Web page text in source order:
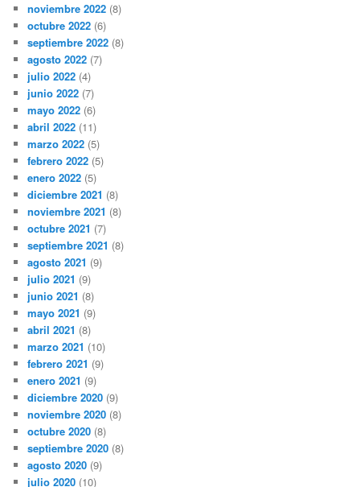
noviembre 2022 (8)
octubre 2022 (6)
septiembre 2022 (8)
agosto 2022 (7)
julio 2022 (4)
junio 2022 (7)
mayo 2022 (6)
abril 2022 (11)
marzo 2022 (5)
febrero 2022 (5)
enero 2022 (5)
diciembre 2021 (8)
noviembre 2021 (8)
octubre 2021 (7)
septiembre 2021 (8)
agosto 2021 (9)
julio 2021 (9)
junio 2021 (8)
mayo 2021 (9)
abril 2021 (8)
marzo 2021 (10)
febrero 2021 (9)
enero 2021 (9)
diciembre 2020 (9)
noviembre 2020 (8)
octubre 2020 (8)
septiembre 2020 (8)
agosto 2020 (9)
julio 2020 (10)